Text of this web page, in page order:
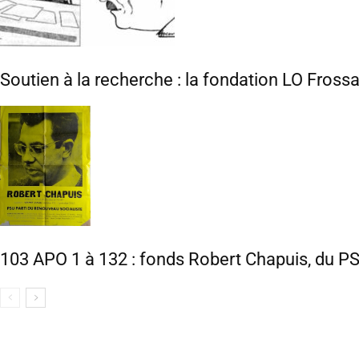
Soutien à la recherche : la fondation LO
103 APO 1 à 132 : fonds Robert Chapuis, du